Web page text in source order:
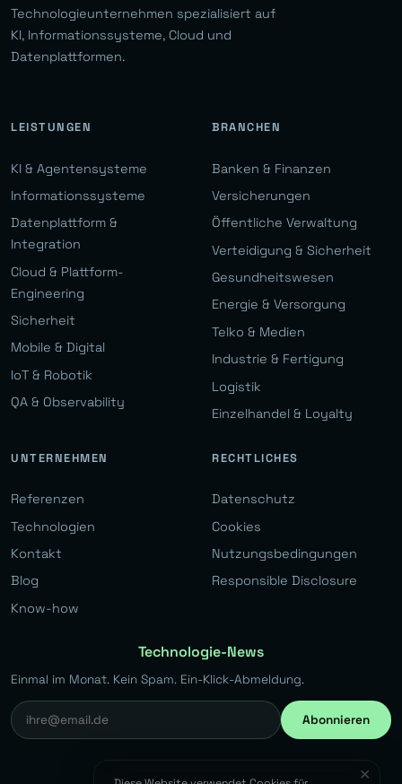
Technologieunternehmen spezialisiert auf
KI, Informationssysteme, Cloud und
Datenplattformen.
LEISTUNGEN
KI & Agentensysteme
Informationssysteme
Datenplattform &
Integration
Cloud & Plattform-
Engineering
Sicherheit
Mobile & Digital
IoT & Robotik
QA & Observability
BRANCHEN
Banken & Finanzen
Versicherungen
Öffentliche Verwaltung
Verteidigung & Sicherheit
Gesundheitswesen
Energie & Versorgung
Telko & Medien
Industrie & Fertigung
Logistik
Einzelhandel & Loyalty
UNTERNEHMEN
Referenzen
Technologien
Kontakt
Blog
Know-how
RECHTLICHES
Datenschutz
Cookies
Nutzungsbedingungen
Responsible Disclosure
Technologie-News
Einmal im Monat. Kein Spam. Ein-Klick-Abmeldung.
Abonnieren
✕